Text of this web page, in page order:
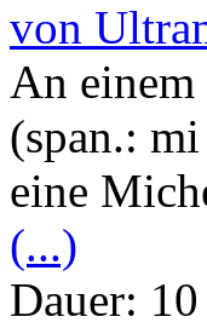
von
An einem
(span.:
eine
(...)
Dauer: